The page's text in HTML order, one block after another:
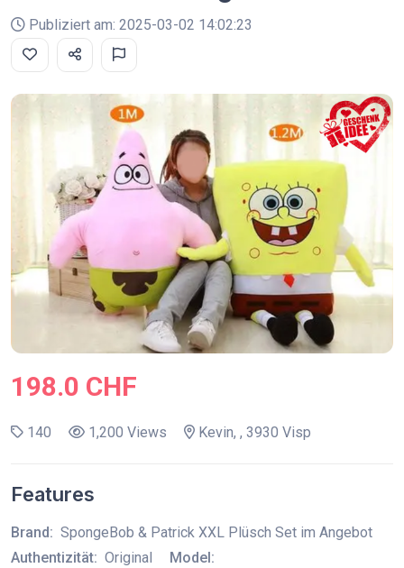
Publiziert am: 2025-03-02 14:02:23
198.0 CHF
140 1,200 Views Kevin, , 3930 Visp
Features
Brand: SpongeBob & Patrick XXL Plüsch Set im Angebot
Authentizität: Original Model: